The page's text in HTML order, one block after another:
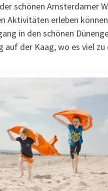
schönen Amsterdamer
Aktivitäten erleben
in den schönen
auf der Kaag, wo es viel zu